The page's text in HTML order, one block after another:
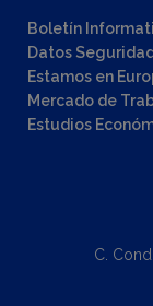
Boletín
Datos
Estamos en
Mercado de
Estudios
C.